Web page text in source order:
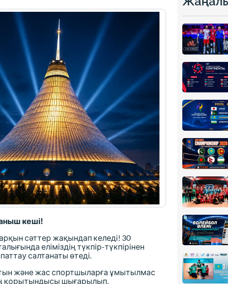
кеші!
сәттер жақындап келеді! 30
еліміздің түкпір-түкпірінен
салтанаты өтеді.
және жас спортшыларға ұмытылмас
қорытындысы шығарылып,